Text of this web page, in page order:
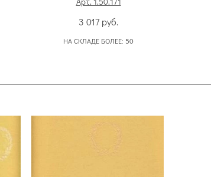
3 017руб.
НА СКЛАДЕ БОЛЕЕ: 50